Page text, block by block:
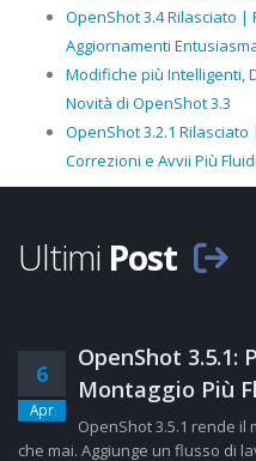
OpenShot 3.4 Rilasciato
Aggiornamenti
Modifiche più Intelligenti,
Novità di OpenShot 3.3
OpenShot 3.2.1
Correzioni e Avvii Più
Ultimi Post
6
Apr
OpenShot 3.5.1:
Montaggio Più
OpenShot 3.5.1 rende
che mai. Aggiunge un flusso di